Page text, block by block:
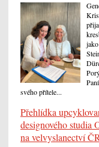
svého přítele...
Přehlídka
designového studia
na velvyslanectví